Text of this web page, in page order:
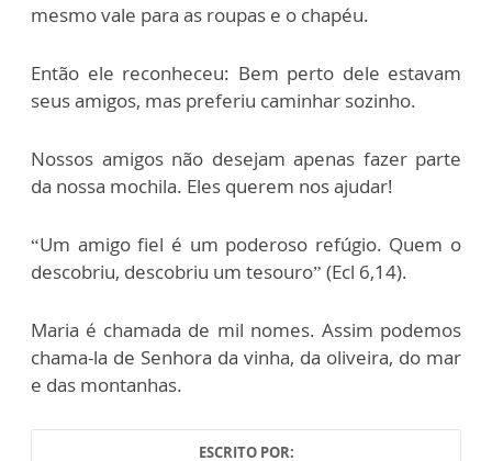
mesmo vale para as roupas e o chapéu.
Então ele reconheceu: Bem perto dele estavam
seus amigos, mas preferiu caminhar sozinho.
Nossos amigos não desejam apenas fazer parte
da nossa mochila. Eles querem nos ajudar!
“Um amigo fiel é um poderoso refúgio. Quem o
descobriu, descobriu um tesouro” (Ecl 6,14).
Maria é chamada de mil nomes. Assim podemos
chama-la de Senhora da vinha, da oliveira, do mar
e das montanhas.
ESCRITO POR: